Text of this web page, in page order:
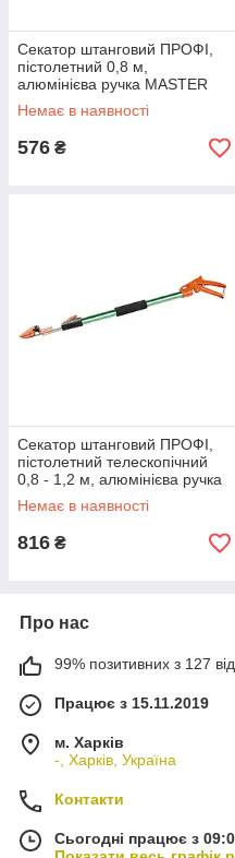
Секатор штанговий ПРОФІ,
пістолетний 0,8 м,
алюмінієва ручка MASTER
TOOL 14-6907
Немає в наявності
576 ₴
Секатор штанговий ПРОФІ,
пістолетний телескопічний
0,8 - 1,2 м, алюмінієва ручка
MASTERTOOL 14-6908
Немає в наявності
816 ₴
Про нас
99% позитивних з 127
Працює з 15.11.2019
м. Харків
-, Харків, Україна
Контакти
Сьогодні працює з